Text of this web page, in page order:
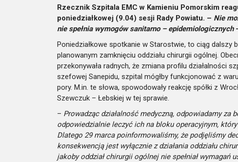
Rzecznik Szpitala EMC w Kamieniu Pomorskim
poniedziałkowej (9.04) sesji Rady Powiatu. – Nie
nie spełnia wymogów sanitarno – epidemiologicznych
Poniedziałkowe spotkanie w Starostwie, to ciąg dalszy
planowanym zamknięciu oddziału chirurgii ogólnej.
przekonywała radnych, że zmiana profilu działalności
szefowej Sanepidu, szpital mógłby funkcjonować z
pory. M.in. te słowa, spowodowały reakcję spółki z
Szewczuk – Łebskiej w tej sprawie.
– Prowadząc działalność medyczną, odpowiadamy za
odpowiedzialnie leczyć ich na bloku operacyjnym,
Dlatego 29 marca poinformowaliśmy, że podjęliśmy
konsekwencją jest wyłącznie z działania oddziału
jakoby oddział chirurgii ogólnej nie spełniał